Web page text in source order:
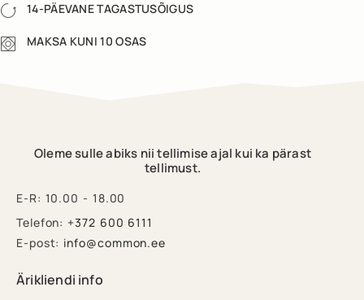
14-PÄEVANE TAGASTUSÕIGUS
MAKSA KUNI 10 OSAS
Oleme sulle abiks nii tellimise ajal kui ka pärast
tellimust.
E-R: 10.00 - 18.00
Telefon: +372 600 6111
E-post: info@common.ee
Ärikliendi info